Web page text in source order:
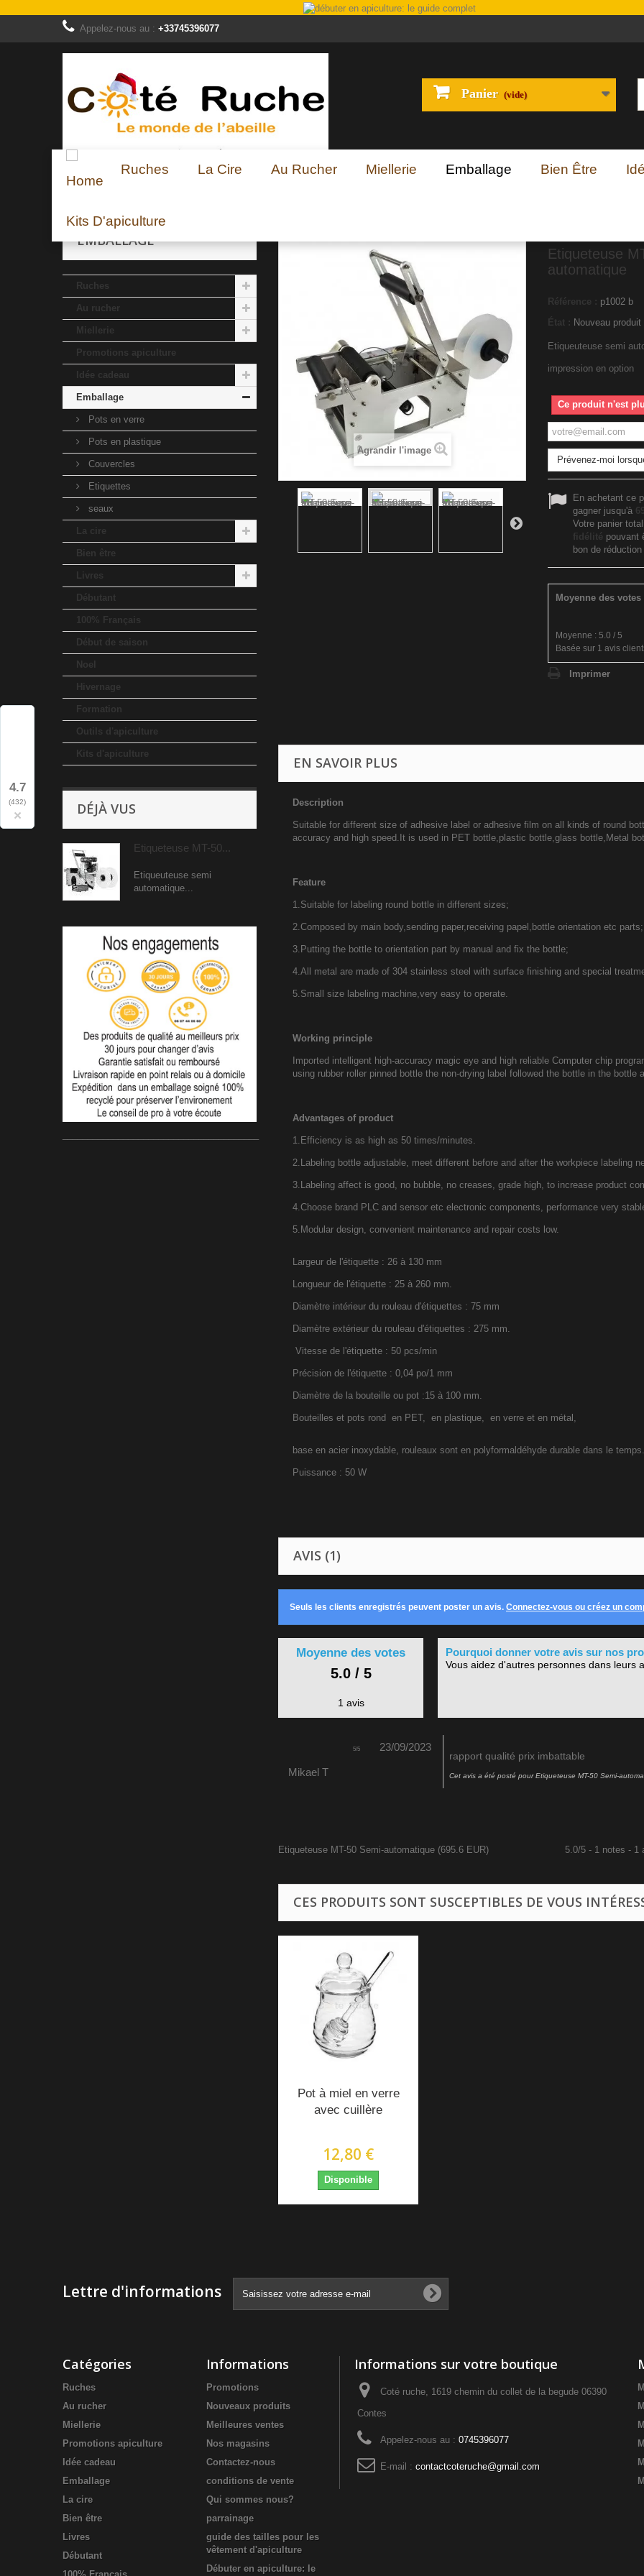
Appelez-nous au : +33745396077
Panier (vide)
4.7
(432)
×
Ruches La Cire Au Rucher Miellerie Emballage Bien Être
Kits D'apiculture
EMBALLAGE
Ruches
Au rucher
Miellerie
Promotions apiculture
Idée cadeau
Emballage
Pots en verre
Pots en plastique
Couvercles
Etiquettes
seaux
La cire
Bien être
Livres
Débutant
100% Français
Début de saison
Noel
Hivernage
Formation
Outils d'apiculture
Kits d'apiculture
DÉJÀ VUS
Etiqueteuse MT-50...
Etiqueuteuse semi
automatique...
Agrandir l'image
Etiqueteuse
automatique
Référence : p1002 b
État : Nouveau produit
Etiqueuteuse semi
impression en option
Ce produit n'est
Prévenez-moi
En achetant ce
gagner jusqu'à 69
Votre panier
fidélité pouvant
bon de réduction
Moyenne des
Moyenne : 5.0 / 5
Basée sur 1 avis
Imprimer
EN SAVOIR PLUS
Description
Suitable for different size of adhesive label or adhesive film on all kinds of round
accuracy and high speed.It is used in PET bottle,plastic bottle,glass bottle,Metal
Feature
1.Suitable for labeling round bottle in different sizes;
2.Composed by main body,sending paper,receiving papel,bottle orientation etc parts;
3.Putting the bottle to orientation part by manual and fix the bottle;
4.All metal are made of 304 stainless steel with surface finishing and special
5.Small size labeling machine,very easy to operate.
Working principle
Imported intelligent high-accuracy magic eye and high reliable Computer chip
using rubber roller pinned bottle the non-drying label followed the bottle in the bottle
Advantages of product
1.Efficiency is as high as 50 times/minutes.
2.Labeling bottle adjustable, meet different before and after the workpiece labeling
3.Labeling affect is good, no bubble, no creases, grade high, to increase product
4.Choose brand PLC and sensor etc electronic components, performance very
5.Modular design, convenient maintenance and repair costs low.
Largeur de l'étiquette : 26 à 130 mm
Longueur de l'étiquette : 25 à 260 mm.
Diamètre intérieur du rouleau d'étiquettes : 75 mm
Diamètre extérieur du rouleau d'étiquettes : 275 mm.
Vitesse de l'étiquette : 50 pcs/min
Précision de l'étiquette : 0,04 po/1 mm
Diamètre de la bouteille ou pot :15 à 100 mm.
Bouteilles et pots rond en PET, en plastique, en verre et en métal,
base en acier inoxydable, rouleaux sont en polyformaldéhyde durable dans le temps.
Puissance : 50 W
AVIS (1)
Seuls les clients enregistrés peuvent poster un avis. Connectez-vous ou créez un
Moyenne des votes
5.0 / 5
1 avis
Pourquoi donner votre avis sur nos
Vous aidez d'autres personnes dans leurs
5/5 23/09/2023
Mikael T
rapport qualité prix imbattable
Cet avis a été posté pourEtiqueteuse MT-50 Semi-
Etiqueteuse MT-50 Semi-automatique (695.6 EUR) 5.0/5 - 1 notes - 1
CES PRODUITS SONT SUSCEPTIBLES DE VOUS
Pot à miel en verre
avec cuillère
12,80 €
Disponible
Lettre d'informations
Catégories
Ruches
Au rucher
Miellerie
Promotions apiculture
Idée cadeau
Emballage
La cire
Bien être
Livres
Débutant
Informations
Promotions
Nouveaux produits
Meilleures ventes
Nos magasins
Contactez-nous
conditions de vente
Qui sommes nous?
parrainage
guide des tailles pour les
vêtement d'apiculture
Débuter en apiculture: le
Informations sur votre boutique
Coté ruche, 1619 chemin du collet de la begude 06390
Contes
Appelez-nous au : 0745396077
E-mail : contactcoteruche@gmail.com